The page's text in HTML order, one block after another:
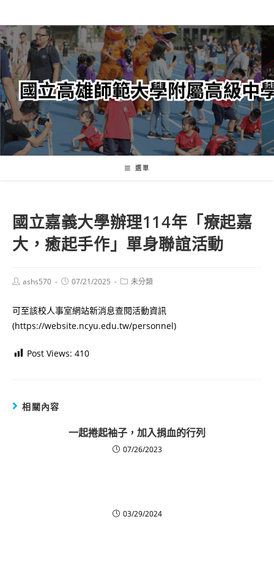
轉
至
主
內
容
選單
國立嘉義大學辦理114年「療起嘉
大，癒起手作」單身聯誼活動
Postashs570
Post07/21/2025
Post未分類
可至該校人事室網站新消息查閱活動資訊
(https://website.ncyu.edu.tw/personnel)
Post Views: 410
相關內容
一起捲起袖子，加入捐血的行列
07/26/2023
03/29/2024